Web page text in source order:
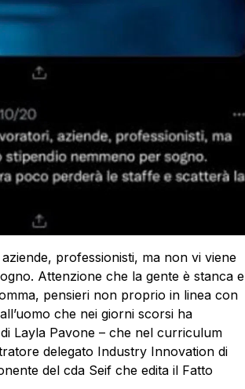
professionisti, ma non vi viene
Attenzione che la gente è stanca e
pensieri non proprio in linea con
che nei giorni scorsi ha
Layla Pavone – che nel curriculum
delegato Industry Innovation di
del cda Seif che edita il Fatto